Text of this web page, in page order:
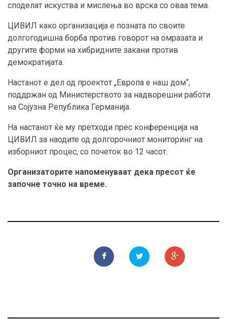
споделат искуства и мислења во врска со оваа тема.
ЦИВИЛ како организација е позната по своите
долгогодишна борба против говорот на омразата и
другите форми на хибридните закани против
демократијата.
Настанот е дел од проектот „Европа е наш дом“,
поддржан од Министерството за надворешни работи
на Сојузна Република Германија.
На настанот ќе му претходи прес конференција на
ЦИВИЛ за наодите од долгорочниот мониторинг на
изборниот процес, со почеток во 12 часот.
Организаторите напоменуваат дека пресот ќе
започне точно на време.